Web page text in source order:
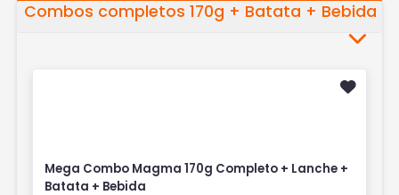
Combos completos 170g + Batata + Bebida
Mega Combo Magma 170g Completo + Lanche +
Batata + Bebida